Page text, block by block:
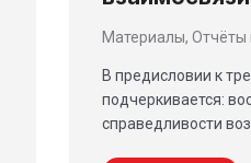
Материалы, Отчёты
В предисловии к
подчеркивается:
справедливости